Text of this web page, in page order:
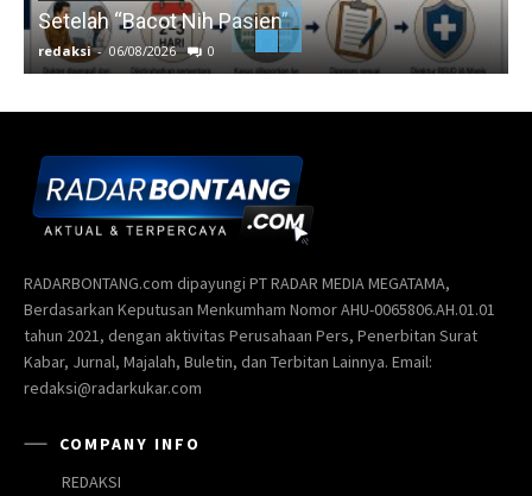
Setelah “Bacot Nih Pasien”
redaksi - 06/08/2026 0
RADARBONTANG.com dipayungi PT RADAR MEDIA MEGATAMA,
Berdasarkan Keputusan Menkumham Nomor AHU-0065806.AH.01.01
tahun 2021, dengan aktivitas Perusahaan Pers, Penerbitan Surat
Kabar, Jurnal, Majalah, Buletin, dan Terbitan Lainnya. Email:
redaksi@radarkukar.com
COMPANY INFO
REDAKSI